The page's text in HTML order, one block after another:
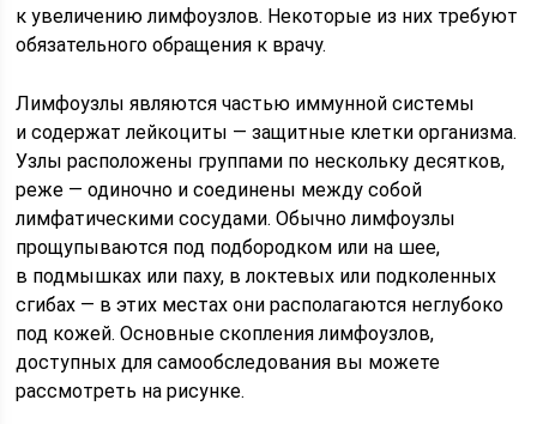
к увеличению лимфоузлов. Некоторые из них требуют
обязательного обращения к врачу.
Лимфоузлы являются частью иммунной системы
и содержат лейкоциты — защитные клетки организма.
Узлы расположены группами по нескольку десятков,
реже — одиночно и соединены между собой
лимфатическими сосудами. Обычно лимфоузлы
прощупываются под подбородком или на шее,
в подмышках или паху, в локтевых или подколенных
сгибах — в этих местах они располагаются неглубоко
под кожей. Основные скопления лимфоузлов,
доступных для самообследования вы можете
рассмотреть на рисунке.